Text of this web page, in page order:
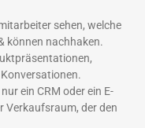
sehen, welche
können nachhaken.
ein CRM oder ein E-
Verkaufsraum, der den